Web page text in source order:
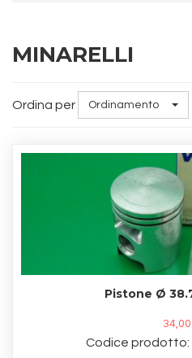
MINARELLI
Ordina per Ordinamento
Pistone Ø
Codice prodotto: